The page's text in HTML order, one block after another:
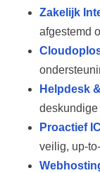
Zakelijk
afgestemd
Helpdesk
Proactief
veilig, up-